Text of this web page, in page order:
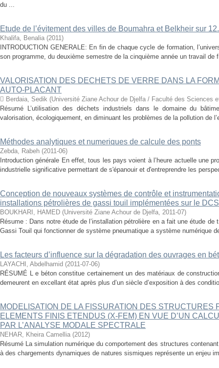
du ...
Etude de l’évitement des villes de Boumahra et Belkheir sur
Khalifa, Benalia (2011)
INTRODUCTION GENERALE: En fin de chaque cycle de formation,
son programme, du deuxième semestre de la cinquième année un travail de
VALORISATION DES DECHETS DE VERRE DANS LA
AUTO-PLACANT
 Berdaia, Sedik (Université Ziane Achour de Djelfa / Faculté des Sciences
Résumé L’utilisation des déchets industriels dans le domaine du
valorisation, écologiquement, en diminuant les problèmes de la pollution de
Méthodes analytiques et numeriques de calcule des ponts
Zebda, Rabeh (2011-06)
Introduction générale En effet, tous les pays voient à l’heure actuelle une
industrielle significative permettant de s'épanouir et d'entreprendre les
Conception de nouveaux systèmes de contrôle et
installations pétrolières de gassi touil implémentées sur le DCS
BOUKHARI, HAMED (Université Ziane Achour de Djelfa, 2011-07)
Résume : Dans notre étude de l’installation pétrolière en a fait une étude de
Gassi Touil qui fonctionner de système pneumatique a système numérique
Les facteurs d’influence sur la dégradation des ouvrages en
LAYACHI, Abdelhamid (2011-07-06)
RÉSUMÉ L e béton constitue certainement un des matériaux de
demeurent en excellant état après plus d’un siècle d’exposition à des
MODELISATION DE LA FISSURATION DES STRUCTURES
ELEMENTS FINIS ETENDUS (X-FEM) EN VUE D’UN
PAR L’ANALYSE MODALE SPECTRALE
NEHAR, Kheira Camellia (2012)
Résumé La simulation numérique du comportement des structures
à des chargements dynamiques de natures sismiques représente un enjeu